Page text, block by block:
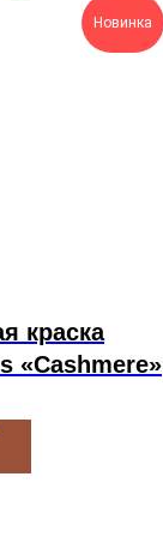
Новинка
краска
«Cashmere»